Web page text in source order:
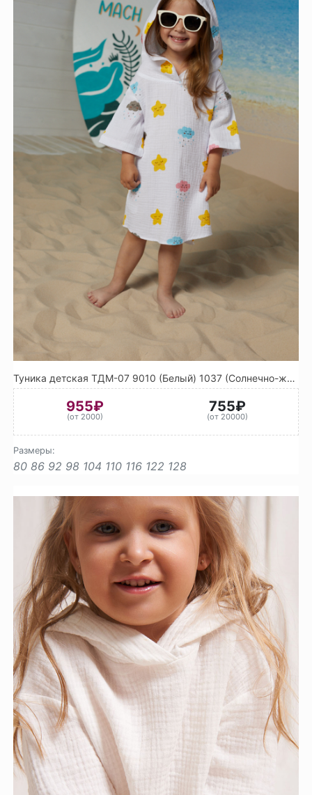
Туника детская ТДМ-07 9010 (Белый) 1037 (Солнечно-жёлтый)
955₽
(от 2000)
755₽
(от 20000)
Размеры:
80 86 92 98 104 110 116 122 128